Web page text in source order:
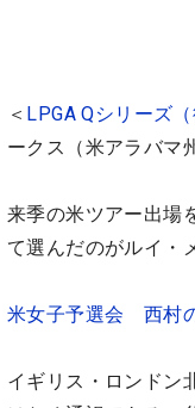
＜ LPGA Qシリーズ（
ークス（米アラバマ
来季の米ツアー出場
て選んだのがルイ・
米女子予選会 西村
イギリス・ロンドン